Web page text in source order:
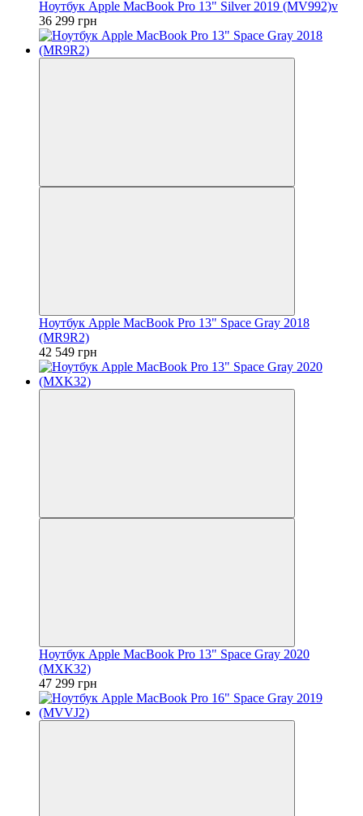
Ноутбук Apple MacBook Pro 13" Silver 2019 (MV992)v
36 299 грн
Ноутбук Apple MacBook Pro 13" Space Gray 2018
(MR9R2)
42 549 грн
Ноутбук Apple MacBook Pro 13" Space Gray 2020
(MXK32)
47 299 грн